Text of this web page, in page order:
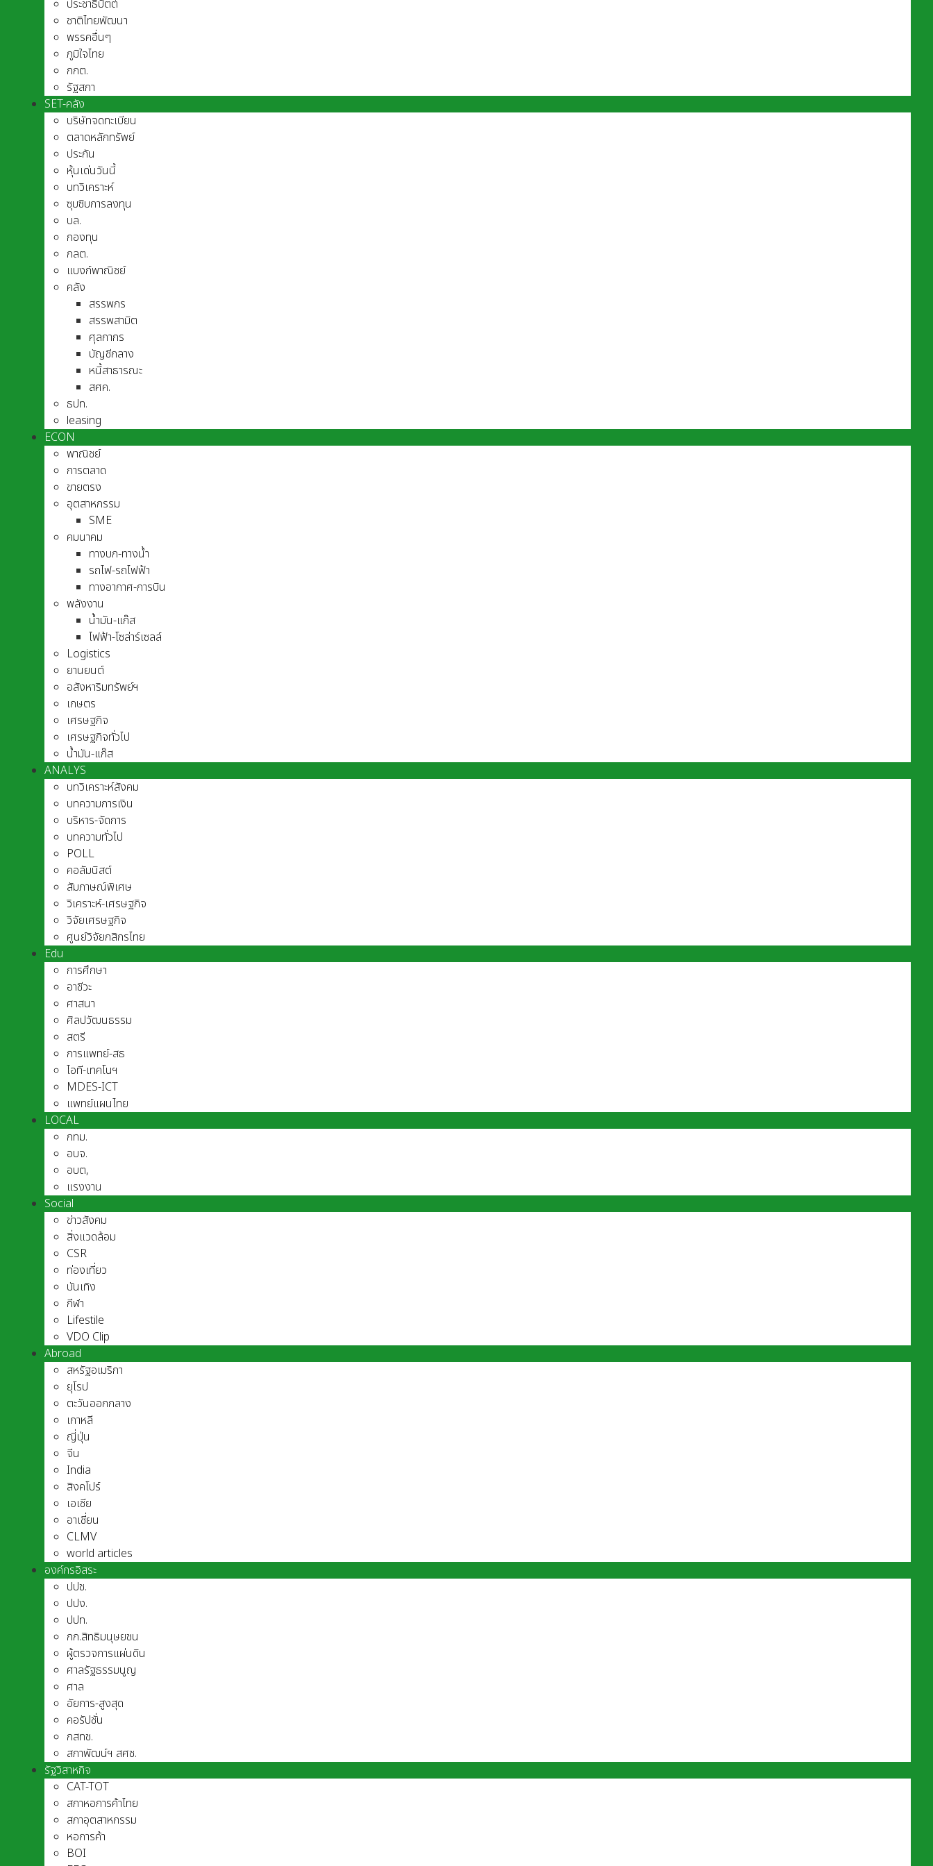
ประชาธิปัตต์
ชาติไทยพัฒนา
พรรคอื่นๆ
ภูมิใจไทย
กกต.
รัฐสภา
SET-คลัง
บริษัทจดทะเบียน
ตลาดหลักทรัพย์
ประกัน
หุ้นเด่นวันนี้
บทวิเคราะห์
ซุบซิบการลงทุน
บล.
กองทุน
กลต.
แบงก์พาณิชย์
คลัง
สรรพกร
สรรพสามิต
ศุลกากร
บัญชีกลาง
หนี้สาธารณะ
สศค.
ธปท.
leasing
ECON
พาณิชย์
การตลาด
ขายตรง
อุตสาหกรรม
SME
คมนาคม
ทางบก-ทางน้ำ
รถไฟ-รถไฟฟ้า
ทางอากาศ-การบิน
พลังงาน
น้ำมัน-แก๊ส
ไฟฟ้า-โซล่าร์เซลล์
Logistics
ยานยนต์
อสังหาริมทรัพย์ฯ
เกษตร
เศรษฐกิจ
เศรษฐกิจทั่วไป
น้ำมัน-แก๊ส
ANALYS
บทวิเคราะห์สังคม
บทความการเงิน
บริหาร-จัดการ
บทความทั่วไป
POLL
คอลัมนิสต์
สัมภาษณ์พิเศษ
วิเคราะห์-เศรษฐกิจ
วิจัยเศรษฐกิจ
ศูนย์วิจัยกสิกรไทย
Edu
การศึกษา
อาชีวะ
ศาสนา
ศิลปวัฒนธรรม
สตรี
การแพทย์-สธ
ไอที-เทคโนฯ
MDES-ICT
แพทย์แผนไทย
LOCAL
กทม.
อบจ.
อบต,
แรงงาน
Social
ข่าวสังคม
สิ่งแวดล้อม
CSR
ท่องเที่ยว
บันเทิง
กีฬา
Lifestile
VDO Clip
Abroad
สหรัฐอเมริกา
ยุโรป
ตะวันออกกลาง
เกาหลี
ญี่ปุ่น
จีน
India
สิงคโปร์
เอเชีย
อาเชี่ยน
CLMV
world articles
องค์กรอิสระ
ปปช.
ปปง.
ปปท.
กก.สิทธิมนุษยชน
ผู้ตรวจการแผ่นดิน
ศาลรัฐธรรมนูญ
ศาล
อัยการ-สูงสุด
คอรัปชั่น
กสทช.
สภาพัฒน์ฯ สศช.
รัฐวิสาหกิจ
CAT-TOT
สภาหอการค้าไทย
สภาอุตสาหกรรม
หอการค้า
BOI